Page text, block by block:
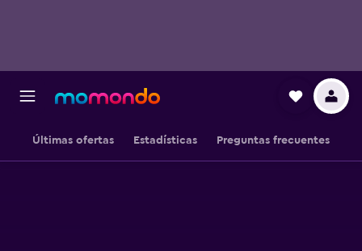
Últimas ofertas Estadísticas Preguntas frecuentes